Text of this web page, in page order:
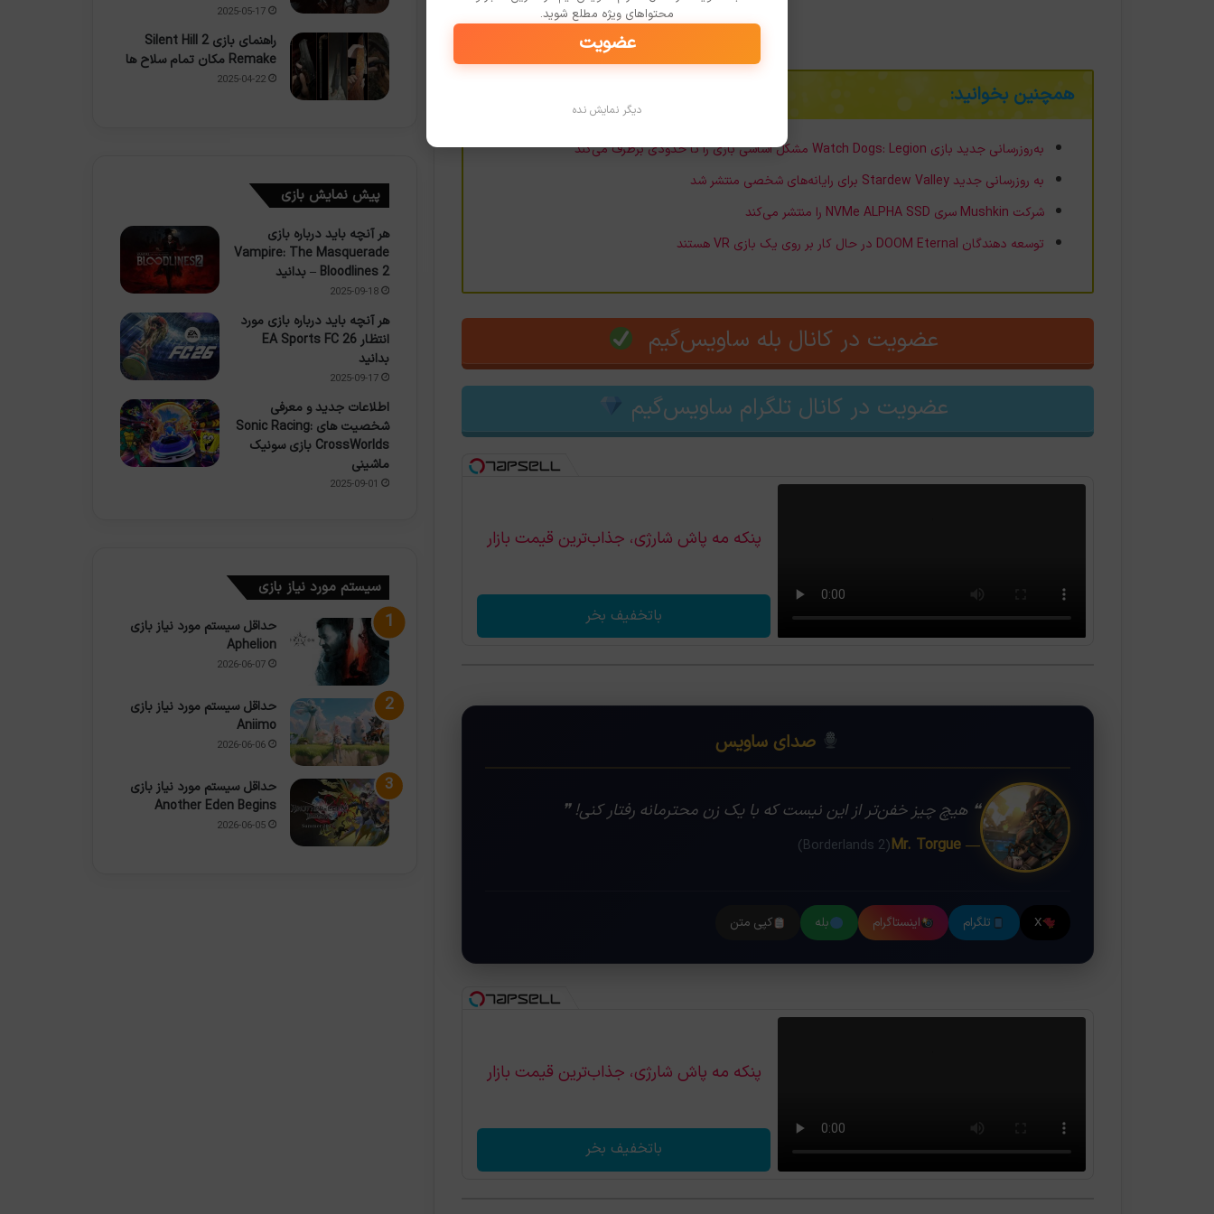
همچنین بخوانید:
به‌روزرسانی جدید بازی Watch Dogs: Legion مشکل اساسی بازی را تا حدودی برطرف می‌کند
به روزرسانی جدید Stardew Valley برای رایانه‌های شخصی منتشر شد
شرکت Mushkin سری NVMe ALPHA SSD را منتشر می‌کند
توسعه دهندگان DOOM Eternal در حال کار بر روی یک بازی VR هستند
عضویت در کانال بله ساویس‌گیم
عضویت در کانال تلگرام ساویس‌گیم
پنکه مه پاش شارژی، جذاب‌ترین قیمت بازار
باتخفیف بخر
❝ صدای ساویس
❝ هیچ چیز خفن‌تر از این نیست که با یک زن محترمانه رفتار کنی! ❞
— Mr. Torgue
(Borderlands 2)
X تلگرام اینستاگرام بله کپی متن
پنکه مه پاش شارژی، جذاب‌ترین قیمت بازار
باتخفیف بخر
2025-05-17
راهنمای بازی Silent Hill 2
Remake مکان تمام سلاح ها
2025-04-22
پیش نمایش بازی
هر آنچه باید درباره بازی
Vampire: The Masquerade
– Bloodlines 2 بدانید
2025-09-18
هر آنچه باید درباره بازی مورد
انتظار EA Sports FC 26
بدانید
2025-09-17
اطلاعات جدید و معرفی
شخصیت های Sonic Racing:
CrossWorlds بازی سونیک
ماشینی
2025-09-01
سیستم مورد نیاز بازی
حداقل سیستم مورد نیاز بازی
Aphelion
2026-06-07
حداقل سیستم مورد نیاز بازی
Aniimo
2026-06-06
حداقل سیستم مورد نیاز بازی
Another Eden Begins
2026-06-05
محتواهای ویژه مطلع شوید.
عضویت
دیگر نمایش نده